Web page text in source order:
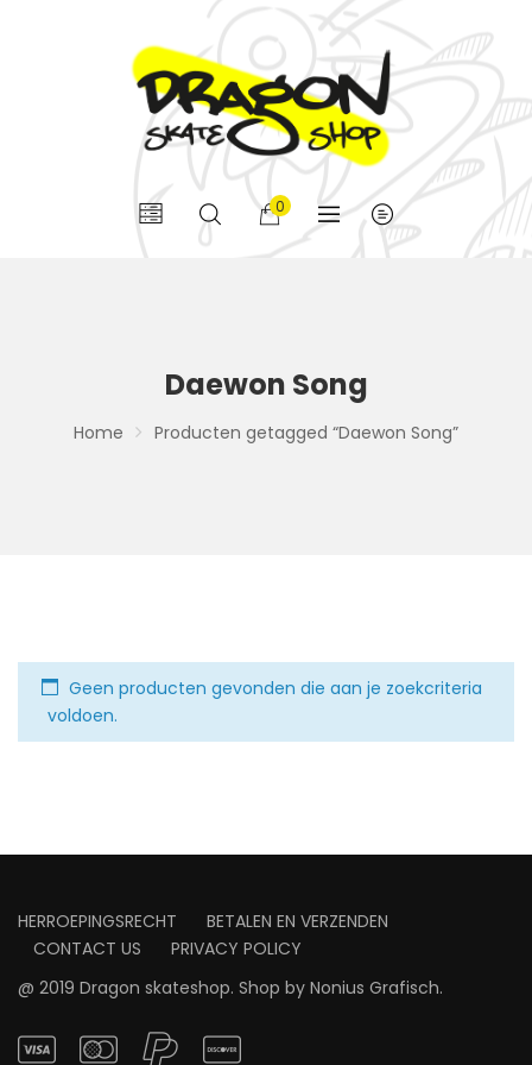
0
Daewon Song
Home Producten getagged “Daewon Song”
Geen producten gevonden die aan je zoekcriteria
voldoen.
HERROEPINGSRECHT
BETALEN EN VERZENDEN
CONTACT US
PRIVACY POLICY
@ 2019 Dragon skateshop. Shop by Nonius Grafisch.